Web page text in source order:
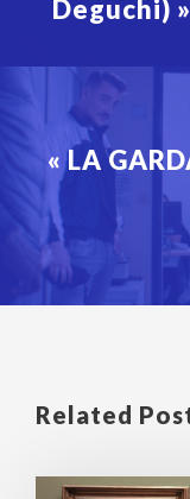
Deguchi)
« LA
Related